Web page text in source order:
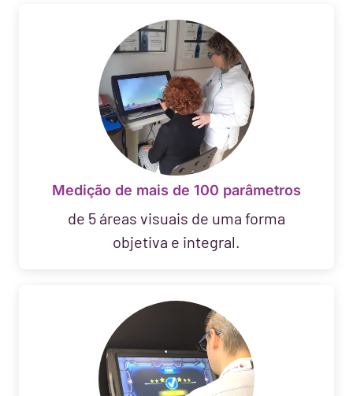
Medição de mais de 100 parâmetros
de 5 áreas visuais de uma forma
objetiva e integral.